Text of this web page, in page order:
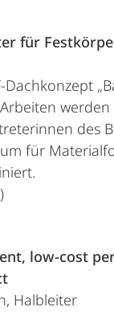
für
des
für
low-cost
Halbleiter